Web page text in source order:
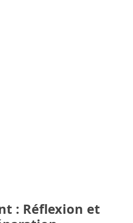
: Réflexion et